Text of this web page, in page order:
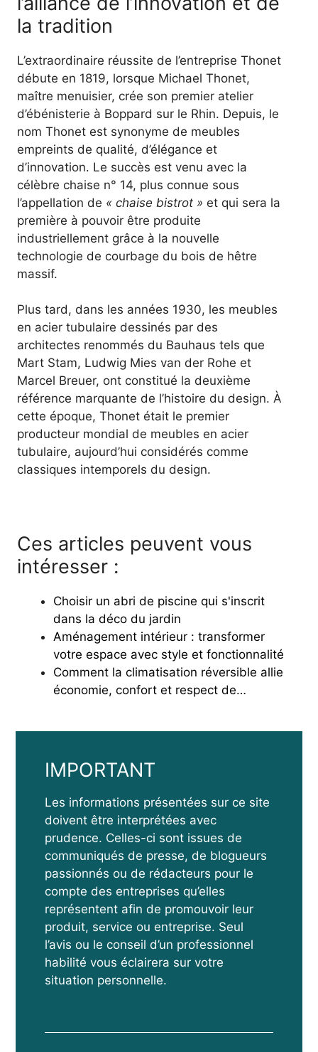
la tradition
L’extraordinaire réussite de l’entreprise Thonet
débute en 1819, lorsque Michael Thonet,
maître menuisier, crée son premier atelier
d’ébénisterie à Boppard sur le Rhin. Depuis, le
nom Thonet est synonyme de meubles
empreints de qualité, d’élégance et
d’innovation. Le succès est venu avec la
célèbre chaise n° 14, plus connue sous
l’appellation de « chaise bistrot » et qui sera la
première à pouvoir être produite
industriellement grâce à la nouvelle
technologie de courbage du bois de hêtre
massif.
Plus tard, dans les années 1930, les meubles
en acier tubulaire dessinés par des
architectes renommés du Bauhaus tels que
Mart Stam, Ludwig Mies van der Rohe et
Marcel Breuer, ont constitué la deuxième
référence marquante de l’histoire du design. À
cette époque, Thonet était le premier
producteur mondial de meubles en acier
tubulaire, aujourd’hui considérés comme
classiques intemporels du design.
Ces articles peuvent vous
intéresser :
Choisir un abri de piscine qui s'inscrit
dans la déco du jardin
Aménagement intérieur : transformer
votre espace avec style et fonctionnalité
Comment la climatisation réversible allie
économie, confort et respect de…
IMPORTANT
Les informations présentées sur ce site
doivent être interprétées avec
prudence. Celles-ci sont issues de
communiqués de presse, de blogueurs
passionnés ou de rédacteurs pour le
compte des entreprises qu’elles
représentent afin de promouvoir leur
produit, service ou entreprise. Seul
l’avis ou le conseil d’un professionnel
habilité vous éclairera sur votre
situation personnelle.